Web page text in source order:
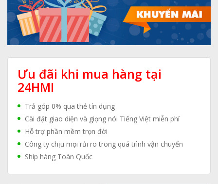
Ưu đãi khi mua hàng tại
24HMI
Trả góp 0% qua thẻ tín dụng
Cài đặt giao diện và giọng nói Tiếng Việt miễn phí
Hỗ trợ phần mềm trọn đời
Công ty chịu mọi rủi ro trong quá trình vận chuyển
Ship hàng Toàn Quốc